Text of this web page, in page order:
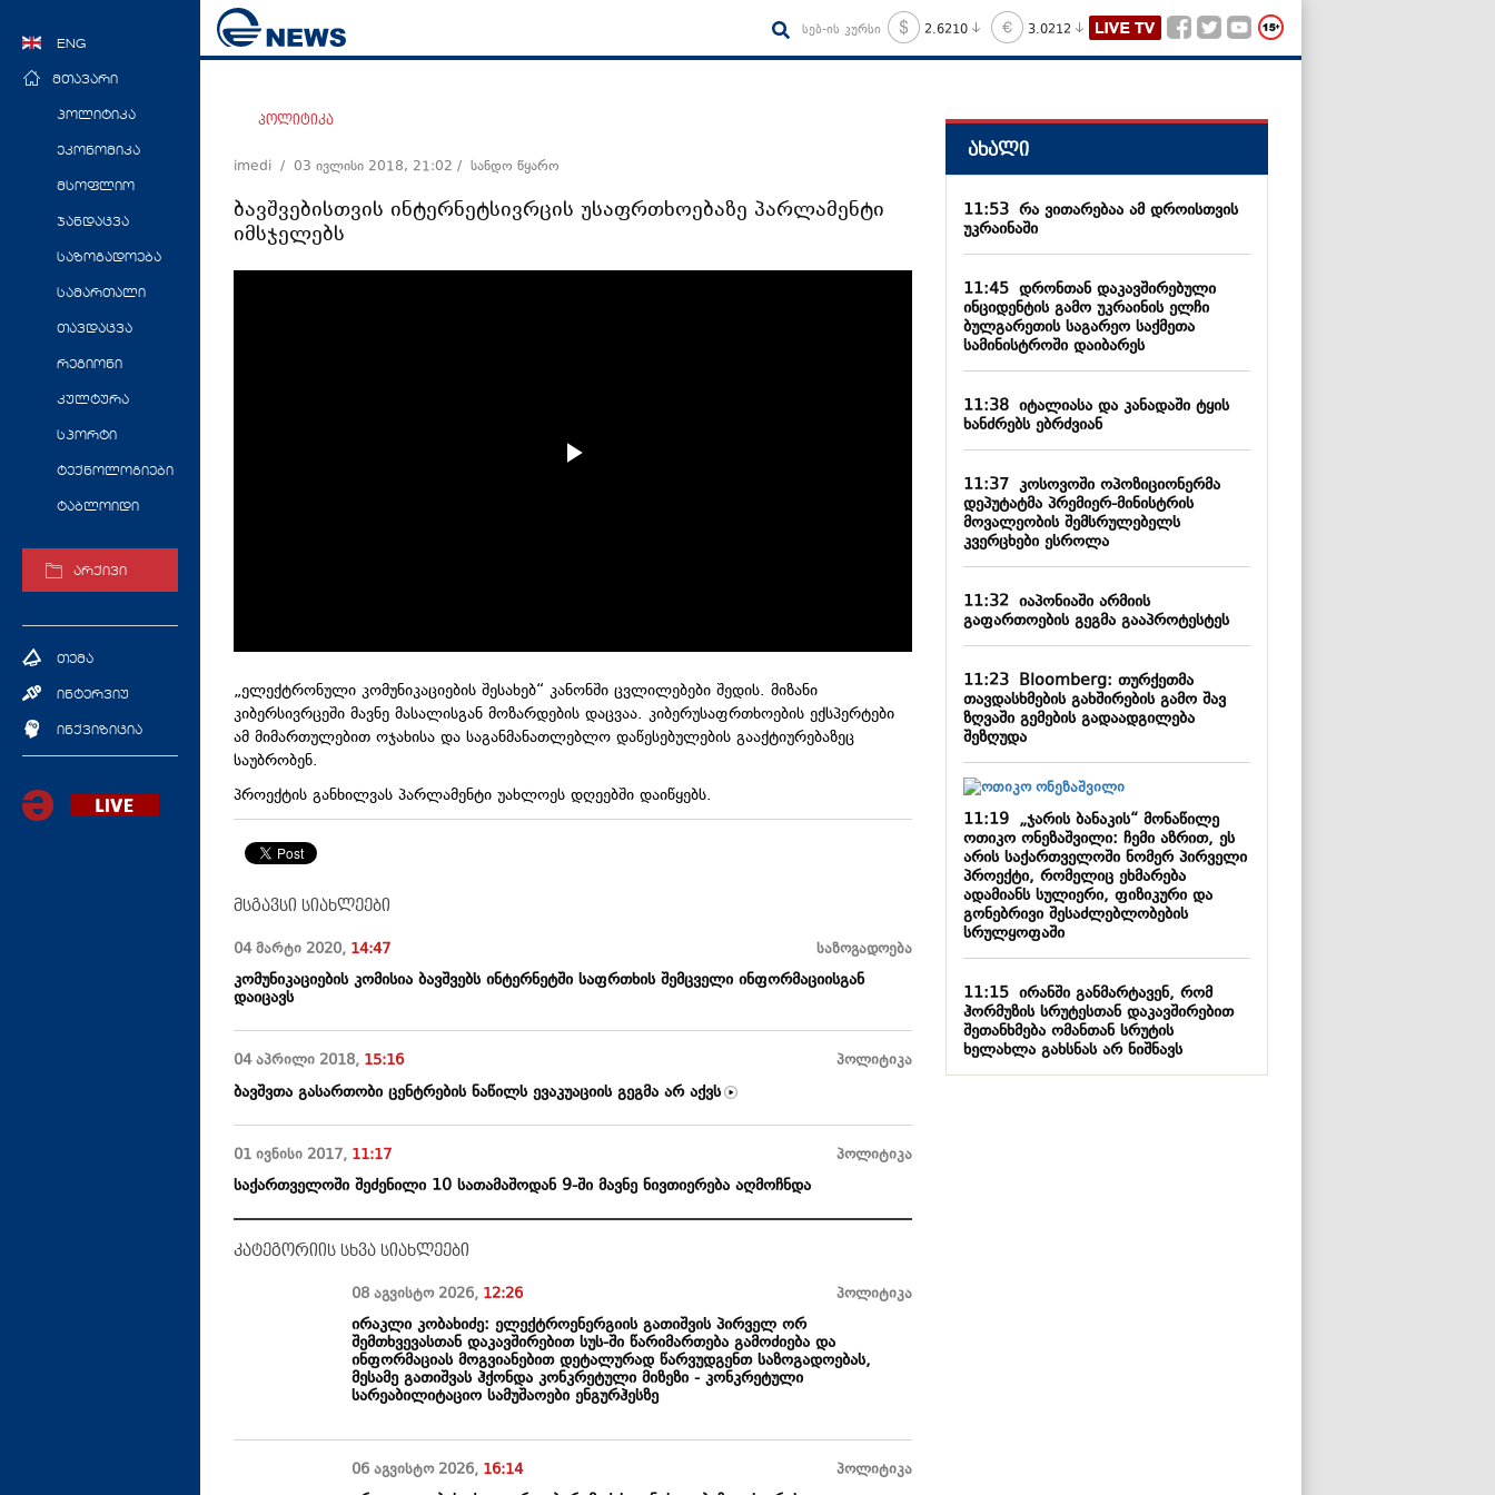
ENG
მთავარი
პოლიტიკა
ეკონომიკა
მსოფლიო
ჯანდაცვა
საზოგადოება
სამართალი
თავდაცვა
რეგიონი
კულტურა
სპორტი
ტექნოლოგიები
ტაბლოიდი
არქივი
თემა
ინტერვიუ
ინქვიზიცია
სებ-ის კურსი 2.6210 3.0212
პოლიტიკა
imedi / 03 ივლისი 2018, 21:02 / სანდო წყარო
ბავშვებისთვის ინტერნეტსივრცის უსაფრთხოებაზე პარლამენტი
იმსჯელებს
„ელექტრონული კომუნიკაციების შესახებ“ კანონში ცვლილებები შედის. მიზანი
კიბერსივრცეში მავნე მასალისგან მოზარდების დაცვაა. კიბერუსაფრთხოების ექსპერტები
ამ მიმართულებით ოჯახისა და საგანმანათლებლო დაწესებულების გააქტიურებაზეც
საუბრობენ.
პროექტის განხილვას პარლამენტი უახლოეს დღეებში დაიწყებს.
მსგავსი სიახლეები
04 მარტი 2020, 14:47 საზოგადოება
კომუნიკაციების კომისია ბავშვებს ინტერნეტში საფრთხის შემცველი ინფორმაციისგან
დაიცავს
04 აპრილი 2018, 15:16 პოლიტიკა
ბავშვთა გასართობი ცენტრების ნაწილს ევაკუაციის გეგმა არ აქვს
01 ივნისი 2017, 11:17 პოლიტიკა
საქართველოში შეძენილი 10 სათამაშოდან 9-ში მავნე ნივთიერება აღმოჩნდა
კატეგორიის სხვა სიახლეები
08 აგვისტო 2026, 12:26 პოლიტიკა
ირაკლი კობახიძე: ელექტროენერგიის გათიშვის პირველ ორ
შემთხვევასთან დაკავშირებით სუს-ში წარიმართება გამოძიება და
ინფორმაციას მოგვიანებით დეტალურად წარვუდგენთ საზოგადოებას,
მესამე გათიშვას ჰქონდა კონკრეტული მიზეზი - კონკრეტული
სარეაბილიტაციო სამუშაოები ენგურჰესზე
06 აგვისტო 2026, 16:14 პოლიტიკა
ახალი
11:53რა ვითარებაა ამ დროისთვის
უკრაინაში
11:45დრონთან დაკავშირებული
ინციდენტის გამო უკრაინის ელჩი
ბულგარეთის საგარეო საქმეთა
სამინისტროში დაიბარეს
11:38იტალიასა და კანადაში ტყის
ხანძრებს ებრძვიან
11:37კოსოვოში ოპოზიციონერმა
დეპუტატმა პრემიერ-მინისტრის
მოვალეობის შემსრულებელს
კვერცხები ესროლა
11:32იაპონიაში არმიის
გაფართოების გეგმა გააპროტესტეს
11:23Bloomberg: თურქეთმა
თავდასხმების გახშირების გამო შავ
ზღვაში გემების გადაადგილება
შეზღუდა
11:19„ჯარის ბანაკის“ მონაწილე
ოთიკო ონეზაშვილი: ჩემი აზრით, ეს
არის საქართველოში ნომერ პირველი
პროექტი, რომელიც ეხმარება
ადამიანს სულიერი, ფიზიკური და
გონებრივი შესაძლებლობების
სრულყოფაში
11:15ირანში განმარტავენ, რომ
ჰორმუზის სრუტესთან დაკავშირებით
შეთანხმება ომანთან სრუტის
ხელახლა გახსნას არ ნიშნავს